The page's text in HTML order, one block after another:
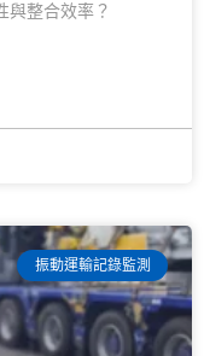
與整合效率？
振動運輸記錄監測